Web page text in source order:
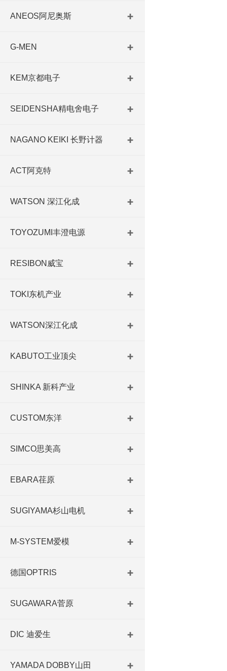
ANEOS阿尼奥斯
G-MEN
KEM京都电子
SEIDENSHA精电舍电子
NAGANO KEIKI 长野计器
ACT阿克特
WATSON 深江化成
TOYOZUMI丰澄电源
RESIBON威宝
TOKI东机产业
WATSON深江化成
KABUTO工业顶尖
SHINKA 新科产业
CUSTOM东洋
SIMCO思美高
EBARA荏原
SUGIYAMA杉山电机
M-SYSTEM爱模
德国OPTRIS
SUGAWARA菅原
DIC 迪爱生
YAMADA DOBBY山田